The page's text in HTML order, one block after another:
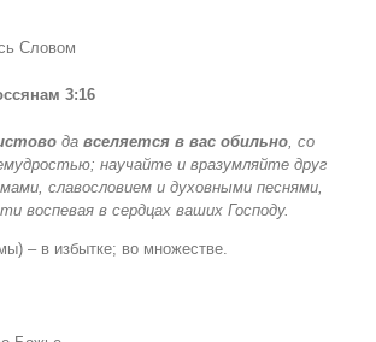
Словом
3:16
да вселяется в вас обильно, со
научайте и вразумляйте друг
славословием и духовными песнями,
воспевая в сердцах ваших Господу.
– в избытке; во множестве.